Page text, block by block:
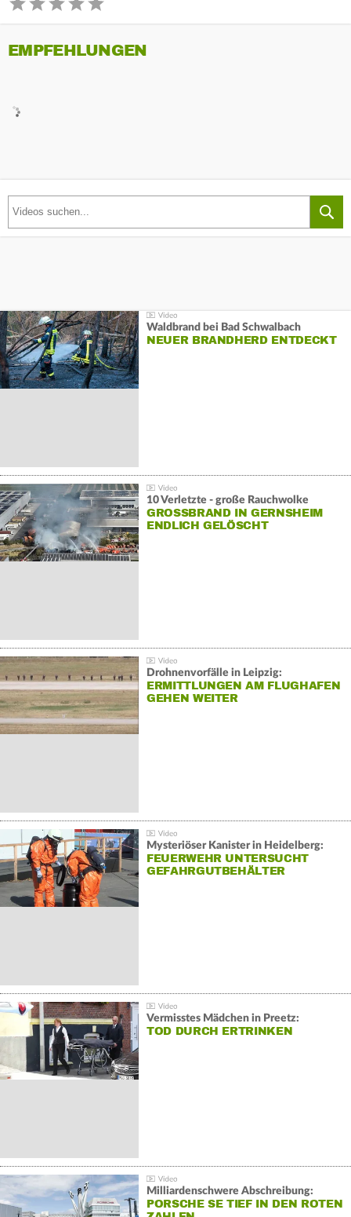
EMPFEHLUNGEN
Waldbrand bei Bad Schwalbach
NEUER BRANDHERD ENTDECKT
10 Verletzte - große Rauchwolke
GROSSBRAND IN GERNSHEIM E
NDLICH GELÖSCHT
Drohnenvorfälle in Leipzig:
ERMITTLUNGEN AM FLUGHAFEN
GEHEN WEITER
Mysteriöser Kanister in Heidelberg:
FEUERWEHR UNTERSUCHT
GEFAHRGUTBEHÄLTER
Vermisstes Mädchen in Preetz:
TOD DURCH ERTRINKEN
Milliardenschwere Abschreibung:
PORSCHE SE TIEF IN DEN ROTEN